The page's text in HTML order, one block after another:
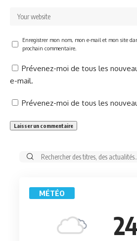
Enregistrer mon nom, mon e-mail et mon site
prochain commentaire.
Prévenez-moi de tous les
e-mail.
Prévenez-moi de tous les
Rechercher:
MÉTÉO